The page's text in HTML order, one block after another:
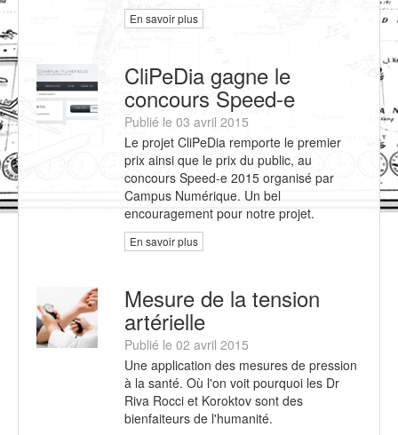
En savoir plus
CliPeDia gagne le
concours Speed-e
Publié le 03 avril 2015
Le projet CliPeDia remporte le premier
prix ainsi que le prix du public, au
concours Speed-e 2015 organisé par
Campus Numérique. Un bel
encouragement pour notre projet.
En savoir plus
Mesure de la tension
artérielle
Publié le 02 avril 2015
Une application des mesures de pression
à la santé. Où l'on voit pourquoi les Dr
Riva Rocci et Koroktov sont des
bienfaiteurs de l'humanité.